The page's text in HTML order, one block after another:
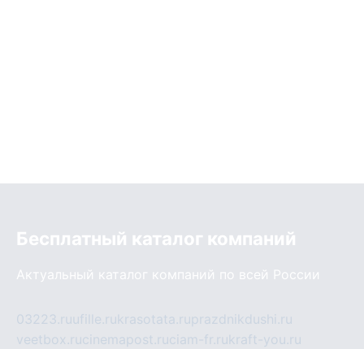
Бесплатный каталог компаний
Актуальный каталог компаний по всей России
03223.ruufille.rukrasotata.ruprazdnikdushi.ru
veetbox.rucinemapost.ruciam-fr.rukraft-you.ru